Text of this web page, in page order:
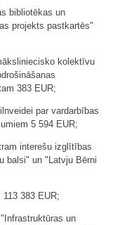
bibliotēkas un
projekts pastkartēs"
kolektīvu
383 EUR;
par vardarbības
5 594 EUR;
interešu izglītības
balsi" un "Latvju Bērni
383 EUR;
un